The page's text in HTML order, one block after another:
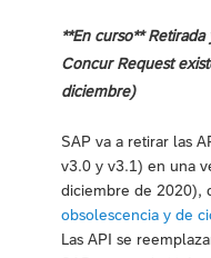
**En curso**
Concur Request
diciembre)
SAP va a retirar las
v3.0 y v3.1) en una
diciembre de 2020),
obsolescencia y de
Las API se